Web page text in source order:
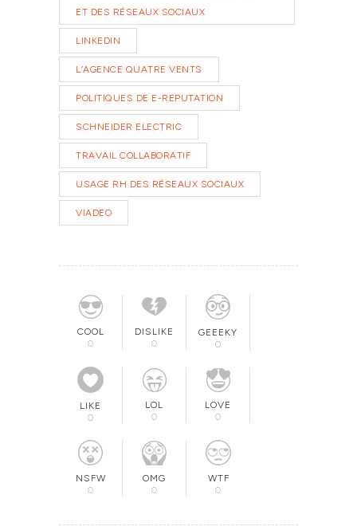
ET DES RÉSEAUX SOCIAUX
LINKEDIN
L’AGENCE QUATRE VENTS
POLITIQUES DE E-REPUTATION
SCHNEIDER ELECTRIC
TRAVAIL COLLABORATIF
USAGE RH DES RÉSEAUX SOCIAUX
VIADEO
COOL
0
DISLIKE
0
GEEEKY
0
LIKE
0
LOL
0
LOVE
0
NSFW
0
OMG
0
WTF
0